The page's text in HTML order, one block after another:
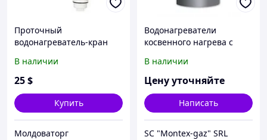
Проточный
водонагреватель-кран
В наличии
25$
Купить
Молдоваторг
Водонагреватели
косвенного нагрева с
(бивалентные)
В наличии
Цену уточняйте
Написать
SC "Montex-gaz" SRL